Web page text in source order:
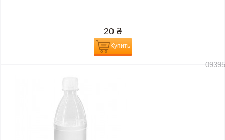
20 ₴
Купить